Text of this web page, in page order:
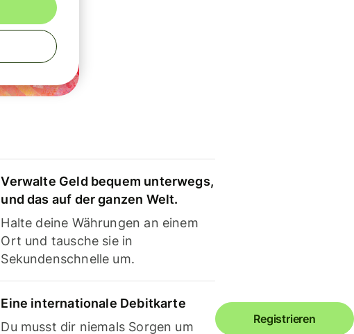
Verwalte Geld bequem unterwegs,
und das auf der ganzen Welt.
Halte deine Währungen an einem
Ort und tausche sie in
Sekundenschnelle um.
Eine internationale Debitkarte
Du musst dir niemals Sorgen um
Registrieren